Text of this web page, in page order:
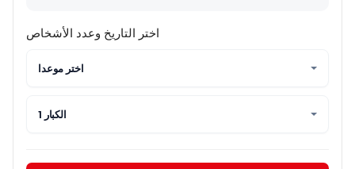
اختر التاريخ وعدد الأشخاص
اختر موعدا
1 الكبار